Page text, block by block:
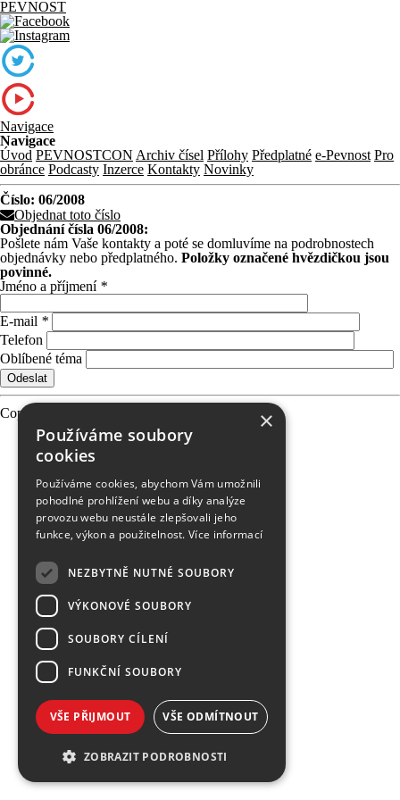
PEVNOST
Navigace
Navigace
Úvod PEVNOSTCON Archiv čísel Přílohy Předplatné e-Pevnost Pro
obránce Podcasty Inzerce Kontakty Novinky
Číslo: 06/2008
Objednat toto číslo
Objednání čísla 06/2008:
Pošlete nám Vaše kontakty a poté se domluvíme na podrobnostech
objednávky nebo předplatného. Položky označené hvězdičkou jsou
povinné.
Jméno a příjmení *
E-mail *
Telefon
Oblíbené téma
Copyright 2026 PEVNOST, made ×
Používáme soubory
cookies
Používáme cookies, abychom Vám umožnili
pohodlné prohlížení webu a díky analýze
provozu webu neustále zlepšovali jeho
funkce, výkon a použitelnost.Více informací
NEZBYTNĚ NUTNÉ SOUBORY
VÝKONOVÉ SOUBORY
SOUBORY CÍLENÍ
FUNKČNÍ SOUBORY
VŠE PŘIJMOUT VŠE ODMÍTNOUT
ZOBRAZIT PODROBNOSTI